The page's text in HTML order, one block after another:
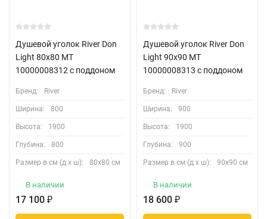
Душевой уголок River Don
Light 80x80 MT
10000008312 с поддоном
Бренд: River
Ширина: 800
Высота: 1900
Глубина: 800
Размер в см (д х ш): 80х80 см
В наличии
17 100 ₽
Душевой уголок River Don
Light 90x90 MT
10000008313 с поддоном
Бренд: River
Ширина: 900
Высота: 1900
Глубина: 900
Размер в см (д х ш): 90х90 см
В наличии
18 600 ₽